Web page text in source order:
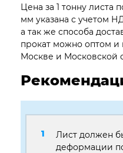
Цена за 1 тонну листа
мм указана с учетом
а так же способа
прокат можно оптом и
Москве и Московской
Лист должен
деформации